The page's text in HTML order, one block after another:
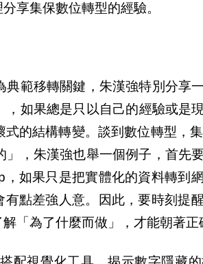
享集保數位轉型的經驗。
範移轉關鍵，朱漢強特別分享
如果總是只以自己的經驗或是
的結構轉變。談到數位轉型，
，朱漢強也舉一個例子，首先
，如果只是把實體化的資料轉到
點差強人意。因此，要時刻提
「為了什麼而做」，才能朝著正